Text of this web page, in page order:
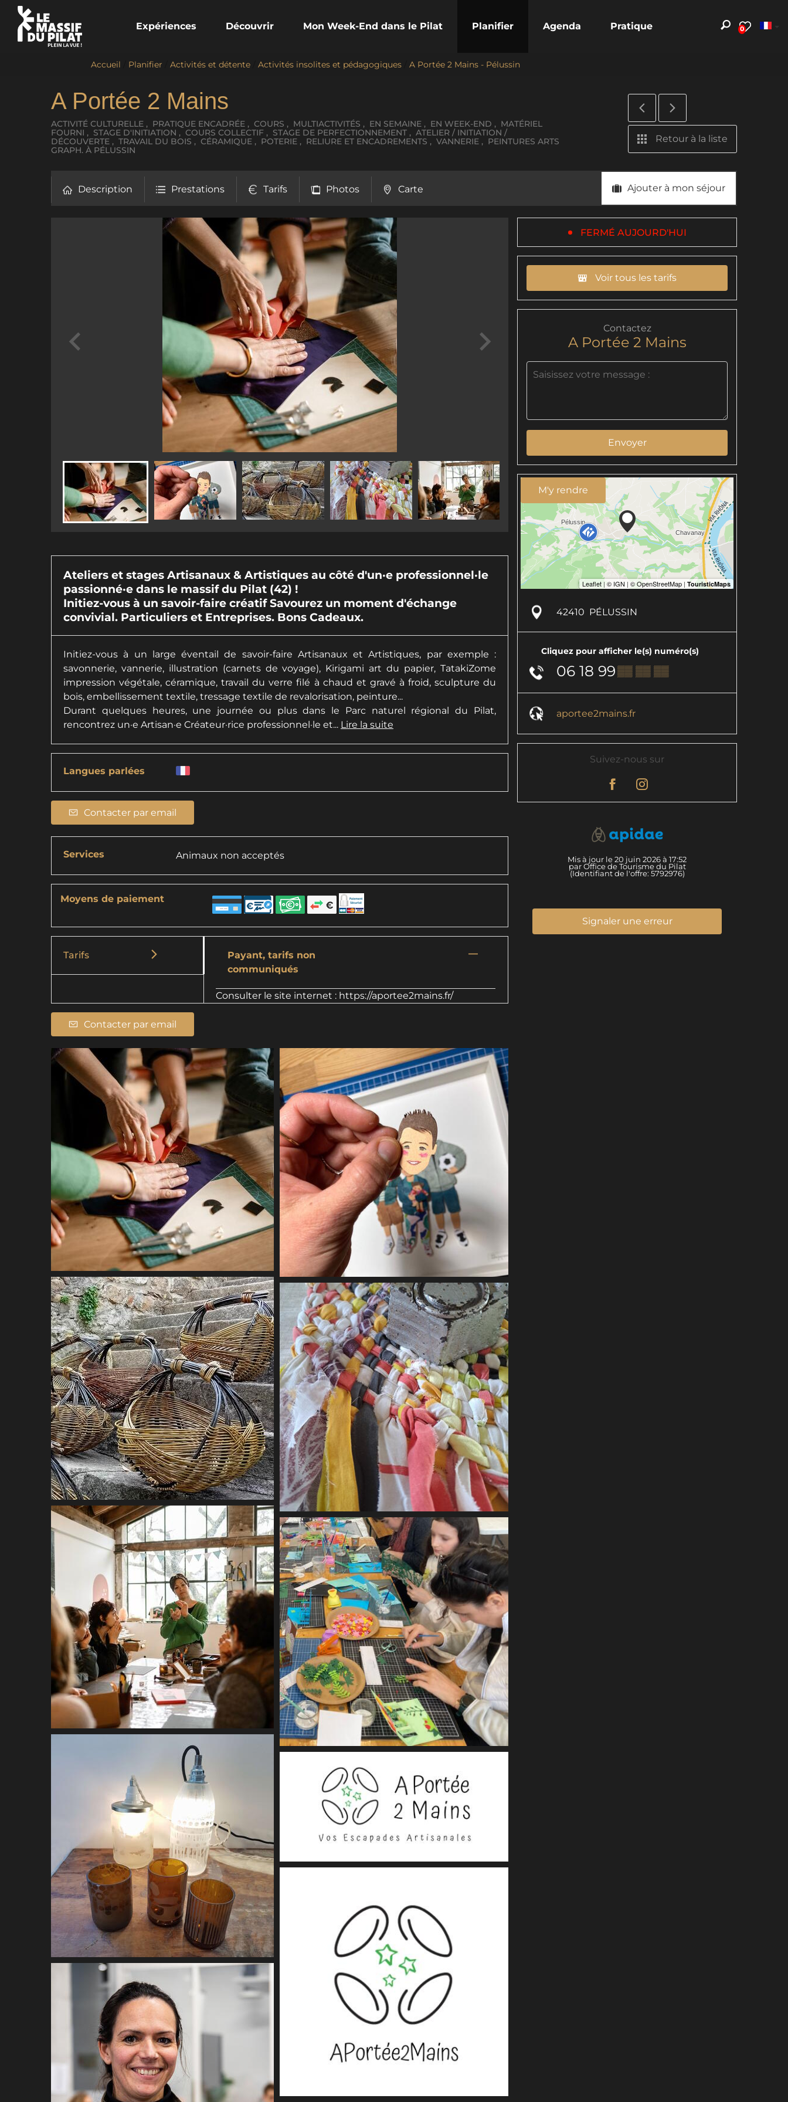
0
Expériences Découvrir Mon Week-End dans le Pilat Planifier Agenda Pratique
Accueil Planifier Activités et détente Activités insolites et pédagogiques A Portée 2 Mains - Pélussin
A Portée 2 Mains
ACTIVITÉ CULTURELLE , PRATIQUE ENCADRÉE , COURS , MULTIACTIVITÉS , EN SEMAINE , EN WEEK-END , MATÉRIEL
FOURNI , STAGE D'INITIATION , COURS COLLECTIF , STAGE DE PERFECTIONNEMENT , ATELIER / INITIATION /
DÉCOUVERTE , TRAVAIL DU BOIS , CÉRAMIQUE , POTERIE , RELIURE ET ENCADREMENTS , VANNERIE , PEINTURES ARTS
GRAPH. À PÉLUSSIN
Retour à la liste
Description Prestations Tarifs Photos Carte Ajouter à mon séjour
Ateliers et stages Artisanaux & Artistiques au côté d'un·e professionnel·le
passionné·e dans le massif du Pilat (42) !
Initiez-vous à un savoir-faire créatif Savourez un moment d'échange
convivial. Particuliers et Entreprises. Bons Cadeaux.
Initiez-vous à un large éventail de savoir-faire Artisanaux et Artistiques, par exemple :
savonnerie, vannerie, illustration (carnets de voyage), Kirigami art du papier, TatakiZome
impression végétale, céramique, travail du verre filé à chaud et gravé à froid, sculpture du
bois, embellissement textile, tressage textile de revalorisation, peinture...
Durant quelques heures, une journée ou plus dans le Parc naturel régional du Pilat,
rencontrez un·e Artisan·e Créateur·rice professionnel·le et... Lire la suite
Langues parlées
Contacter par email
Services Animaux non acceptés
Moyens de paiement
Tarifs
Payant, tarifs non
communiqués
—
Consulter le site internet : https://aportee2mains.fr/
Contacter par email
FERMÉ AUJOURD'HUI
Voir tous les tarifs
Contactez
A Portée 2 Mains
Envoyer
M'y rendre
42410 PÉLUSSIN
Cliquez pour afficher le(s) numéro(s)
06 18 99▒▒ ▒▒ ▒▒
aportee2mains.fr
Suivez-nous sur
Mis à jour le 20 juin 2026 à 17:52
par Office de Tourisme du Pilat
(Identifiant de l'offre: 5792976)
Signaler une erreur